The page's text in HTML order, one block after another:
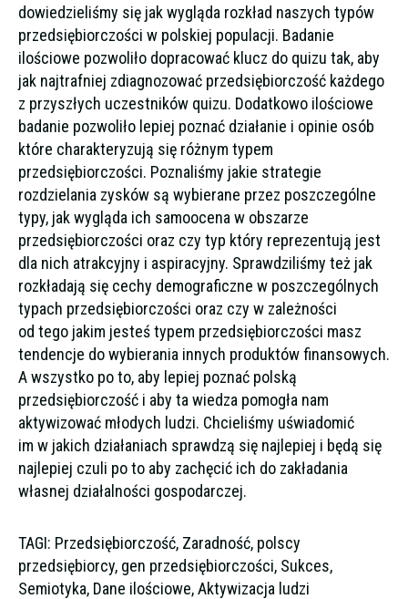
dowiedzieliśmy się jak wygląda rozkład naszych typów
przedsiębiorczości w polskiej populacji. Badanie
ilościowe pozwoliło dopracować klucz do quizu tak, aby
jak najtrafniej zdiagnozować przedsiębiorczość każdego
z przyszłych uczestników quizu. Dodatkowo ilościowe
badanie pozwoliło lepiej poznać działanie i opinie osób
które charakteryzują się różnym typem
przedsiębiorczości. Poznaliśmy jakie strategie
rozdzielania zysków są wybierane przez poszczególne
typy, jak wygląda ich samoocena w obszarze
przedsiębiorczości oraz czy typ który reprezentują jest
dla nich atrakcyjny i aspiracyjny. Sprawdziliśmy też jak
rozkładają się cechy demograficzne w poszczególnych
typach przedsiębiorczości oraz czy w zależności
od tego jakim jesteś typem przedsiębiorczości masz
tendencje do wybierania innych produktów finansowych.
A wszystko po to, aby lepiej poznać polską
przedsiębiorczość i aby ta wiedza pomogła nam
aktywizować młodych ludzi. Chcieliśmy uświadomić
im w jakich działaniach sprawdzą się najlepiej i będą się
najlepiej czuli po to aby zachęcić ich do zakładania
własnej działalności gospodarczej.
TAGI: Przedsiębiorczość, Zaradność, polscy
przedsiębiorcy, gen przedsiębiorczości, Sukces,
Semiotyka, Dane ilościowe, Aktywizacja ludzi